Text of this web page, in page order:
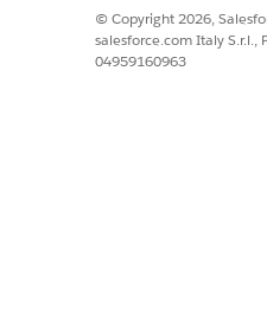
© Copyright 2026,
salesforce.com Italy S.r.l.,
04959160963